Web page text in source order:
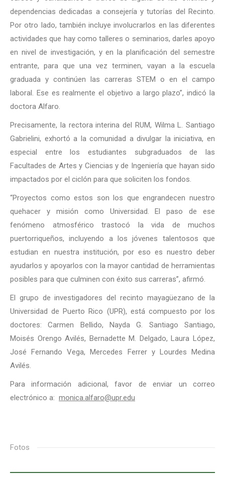
dependencias dedicadas a consejería y tutorías del Recinto.
Por otro lado, también incluye involucrarlos en las diferentes
actividades que hay como talleres o seminarios, darles apoyo
en nivel de investigación, y en la planificación del semestre
entrante, para que una vez terminen, vayan a la escuela
graduada y continúen las carreras STEM o en el campo
laboral. Ese es realmente el objetivo a largo plazo”, indicó la
doctora Alfaro.
Precisamente, la rectora interina del RUM, Wilma L. Santiago
Gabrielini, exhortó a la comunidad a divulgar la iniciativa, en
especial entre los estudiantes subgraduados de las
Facultades de Artes y Ciencias y de Ingeniería que hayan sido
impactados por el ciclón para que soliciten los fondos.
“Proyectos como estos son los que engrandecen nuestro
quehacer y misión como Universidad. El paso de ese
fenómeno atmosférico trastocó la vida de muchos
puertorriqueños, incluyendo a los jóvenes talentosos que
estudian en nuestra institución, por eso es nuestro deber
ayudarlos y apoyarlos con la mayor cantidad de herramientas
posibles para que culminen con éxito sus carreras”, afirmó.
El grupo de investigadores del recinto mayagüezano de la
Universidad de Puerto Rico (UPR), está compuesto por los
doctores: Carmen Bellido, Nayda G. Santiago Santiago,
Moisés Orengo Avilés, Bernadette M. Delgado, Laura López,
José Fernando Vega, Mercedes Ferrer y Lourdes Medina
Avilés.
Para información adicional, favor de enviar un correo
electrónico a: monica.alfaro@upr.edu
Fotos